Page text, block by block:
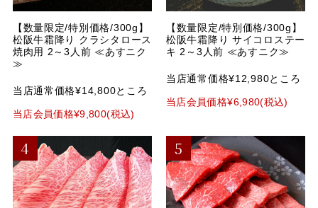
【数量限定/特別価格/300g】
松阪牛霜降り クラシタロース
焼肉用 2～3人前 ≪あすニク
≫
当店通常価格¥14,800ところ
当店会員価格¥9,800(税込)
【数量限定/特別価格/300g】
松阪牛霜降り サイコロステー
キ 2～3人前 ≪あすニク≫
当店通常価格¥12,980ところ
当店会員価格¥6,980(税込)